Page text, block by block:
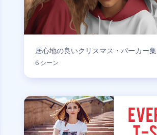
居心地の良いクリスマス・パーカー集
6 シーン